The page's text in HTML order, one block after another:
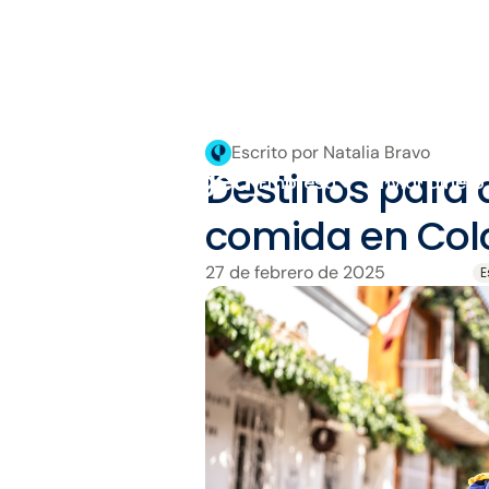
Empresa Enviar dinero
Escrito por Natalia Bravo
Destinos para
comida en
27 de febrero de 2025